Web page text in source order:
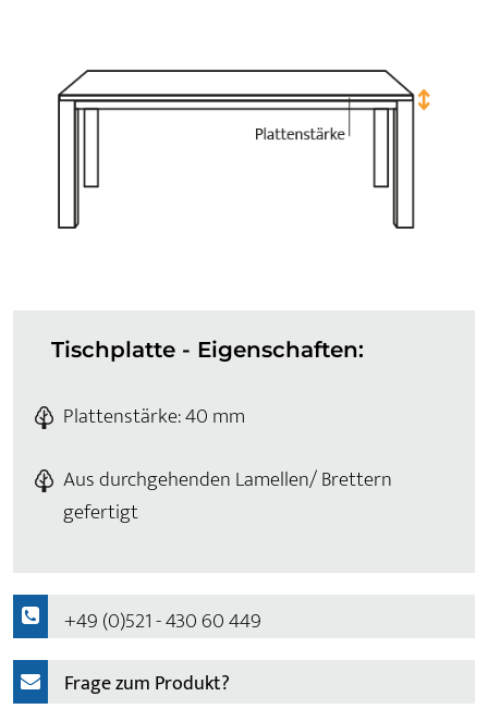
Tischplatte - Eigenschaften:
Plattenstärke: 40 mm
Aus durchgehenden Lamellen/ Brettern
gefertigt
+49 (0)521 - 430 60 449
Frage zum Produkt?